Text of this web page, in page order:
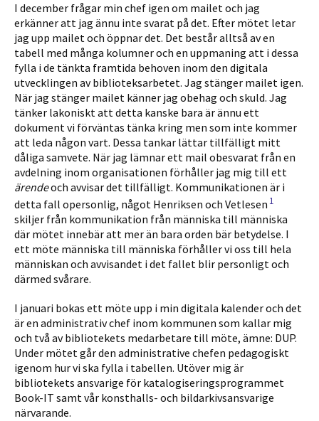
I december frågar min chef igen om mailet och jag
erkänner att jag ännu inte svarat på det. Efter mötet letar
jag upp mailet och öppnar det. Det består alltså av en
tabell med många kolumner och en uppmaning att i dessa
fylla i de tänkta framtida behoven inom den digitala
utvecklingen av biblioteksarbetet. Jag stänger mailet igen.
När jag stänger mailet känner jag obehag och skuld. Jag
tänker lakoniskt att detta kanske bara är ännu ett
dokument vi förväntas tänka kring men som inte kommer
att leda någon vart. Dessa tankar lättar tillfälligt mitt
dåliga samvete. När jag lämnar ett mail obesva­rat från en
avdelning inom organisationen förhåller jag mig till ett
ärendeoch avvisar det tillfälligt. Kommunikationen är i
detta fall opersonlig, något Henriksen och Vetlesen 1
skiljer från kommunikation från människa till människa
där mötet innebär att mer än bara orden bär betydelse. I
ett möte människa till människa förhåller vi oss till hela
människan och avvisandet i det fallet blir personligt och
därmed svårare.
I januari bokas ett möte upp i min digitala kalender och det
är en administrativ chef inom kommunen som kallar mig
och två av bibliotekets medarbetare till möte, ämne: DUP.
Under mötet går den administrative chefen pedagogiskt
igenom hur vi ska fylla i tabellen. Utöver mig är
bibliotekets ansvarige för katalogiseringsprogrammet
Book-IT samt vår konsthalls- och bildarkivsansvarige
närvarande.